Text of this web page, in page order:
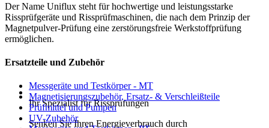
Ihr Spezialist für Rissprüfungen
Senken Sie Ihren Energieverbrauch durch
Der Name Uniflux steht für hochwertige und leistungsstarke
Rissprüfgeräte und Rissprüfmaschinen, die nach dem Prinzip der
Magnetpulver-Prüfung eine zerstörungsfreie Werkstoffprüfung
ermöglichen.
Ersatzteile und Zubehör
Messgeräte und Testkörper - MT
Magnetisierungszubehör, Ersatz- & Verschleißteile
Prüfmittel und Pumpen
UV-Zubehör